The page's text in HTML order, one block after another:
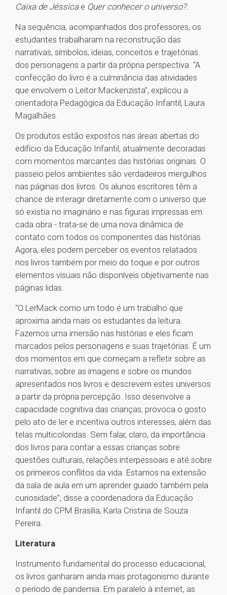
Caixa de Jéssica e Quer conhecer o universo?.
Na sequência, acompanhados dos professores, os
estudantes trabalharam na reconstrução das
narrativas, símbolos, ideias, conceitos e trajetórias
dos personagens a partir da própria perspectiva. “A
confecção do livro é a culminância das atividades
que envolvem o Leitor Mackenzista”, explicou a
orientadora Pedagógica da Educação Infantil, Laura
Magalhães.
Os produtos estão expostos nas áreas abertas do
edifício da Educação Infantil, atualmente decoradas
com momentos marcantes das histórias originais. O
passeio pelos ambientes são verdadeiros mergulhos
nas páginas dos livros. Os alunos escritores têm a
chance de interagir diretamente com o universo que
só existia no imaginário e nas figuras impressas em
cada obra - trata-se de uma nova dinâmica de
contato com todos os componentes das histórias.
Agora, eles podem perceber os eventos relatados
nos livros também por meio do toque e por outros
elementos visuais não disponíveis objetivamente nas
páginas lidas.
“O LerMack como um todo é um trabalho que
aproxima ainda mais os estudantes da leitura.
Fazemos uma imersão nas histórias e eles ficam
marcados pelos personagens e suas trajetórias. É um
dos momentos em que começam a refletir sobre as
narrativas, sobre as imagens e sobre os mundos
apresentados nos livros e descrevem estes universos
a partir da própria percepção. Isso desenvolve a
capacidade cognitiva das crianças, provoca o gosto
pelo ato de ler e incentiva outros interesses, além das
telas multicoloridas. Sem falar, claro, da importância
dos livros para contar a essas crianças sobre
questões culturais, relações interpessoais e até sobre
os primeiros conflitos da vida. Estamos na extensão
da sala de aula em um aprender guiado também pela
curiosidade”, disse a coordenadora da Educação
Infantil do CPM Brasília, Karla Cristina de Souza
Pereira.
Literatura
Instrumento fundamental do processo educacional,
os livros ganharam ainda mais protagonismo durante
o período de pandemia. Em paralelo à internet, as